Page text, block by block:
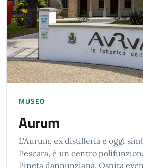
MUSEO
Aurum
L'Aurum, ex distilleria e oggi
Pescara, è un centro
Pineta dannunziana. Ospita